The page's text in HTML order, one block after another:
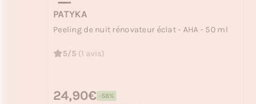
PATYKA
Peeling de nuit rénovateur éclat - AHA - 50 ml
5/5 (1 avis)
Prix soldé
24,90€ -58%
Prix habituel